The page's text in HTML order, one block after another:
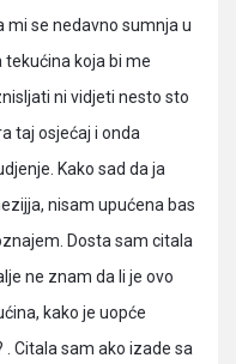
mi se nedavno sumnja u
koja bi me
ni vidjeti nesto sto
taj osjećaj i onda
Kako sad da ja
nisam upućena bas
Dosta sam citala
ne znam da li je ovo
kako je uopće
Citala sam ako izade sa